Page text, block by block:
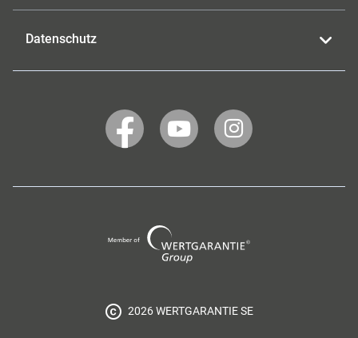
Datenschutz
WERTGARANTIE
auf
WERTGARANTIE
auf
WERTGARANTIE
auf
Group
2026 WERTGARANTIE SE